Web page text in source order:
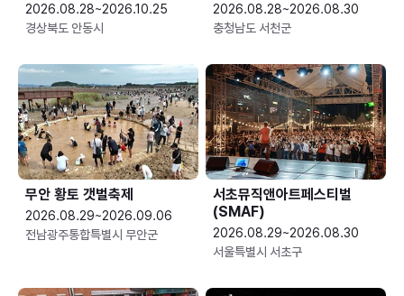
2026.08.28~2026.10.25
경상북도 안동시
2026.08.28~2026.08.30
충청남도 서천군
무안 황토 갯벌축제
2026.08.29~2026.09.06
전남광주통합특별시 무안군
서초뮤직앤아트페스티벌
(SMAF)
2026.08.29~2026.08.30
서울특별시 서초구